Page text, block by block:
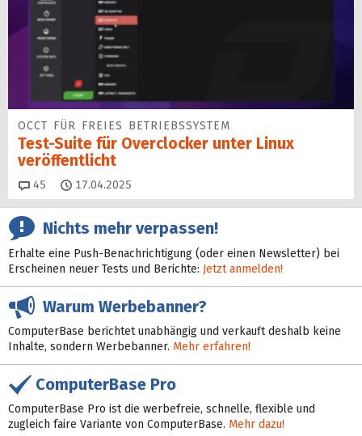
OCCT FÜR FREIES BETRIEBSSYSTEM
Test-Suite für Overclocker unter Linux
veröffentlicht
45 Kommentare
17.04.2025
Nichts mehr verpassen!
Erhalte eine Push-Benachrichtigung (oder einen Newsletter) bei
Erscheinen neuer Tests und Berichte: Jetzt anmelden!
Warum Werbebanner?
ComputerBase berichtet unabhängig und verkauft deshalb keine
Inhalte, sondern Werbebanner. Mehr erfahren!
ComputerBase Pro
ComputerBase Pro ist die werbefreie, schnelle, flexible und
zugleich faire Variante von ComputerBase. Mehr dazu!